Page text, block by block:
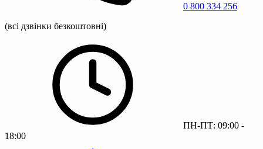
0 800 334 256
(всі дзвінки безкоштовні)
ПН-ПТ: 09:00 -
18:00